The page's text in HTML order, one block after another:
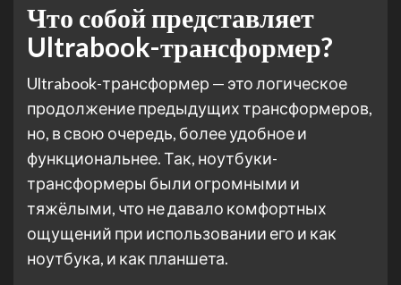
Что собой представляет
Ultrabook-трансформер?
Ultrabook-трансформер — это логическое
продолжение предыдущих трансформеров,
но, в свою очередь, более удобное и
функциональнее. Так, ноутбуки-
трансформеры были огромными и
тяжёлыми, что не давало комфортных
ощущений при использовании его и как
ноутбука, и как планшета.